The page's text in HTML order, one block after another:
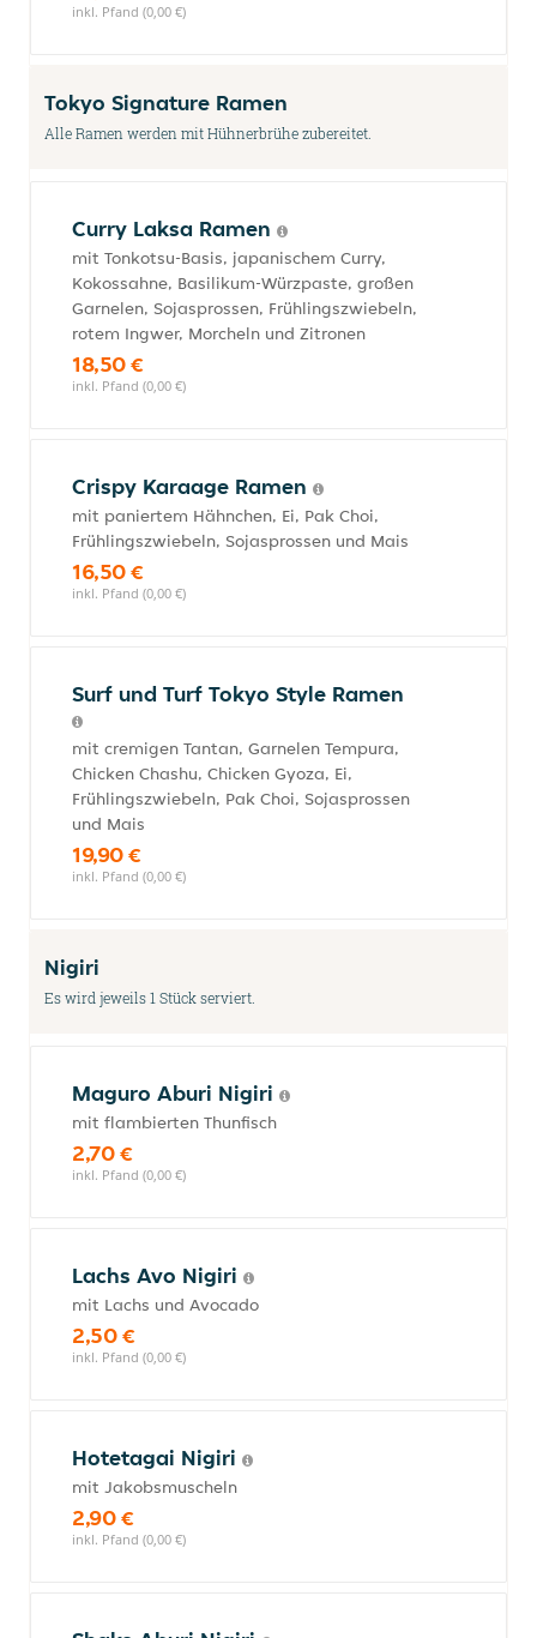
inkl. Pfand (0,00 €)
Tokyo Signature Ramen
Alle Ramen werden mit Hühnerbrühe zubereitet.
Curry Laksa Ramen
mit Tonkotsu-Basis, japanischem Curry,
Kokossahne, Basilikum-Würzpaste, großen
Garnelen, Sojasprossen, Frühlingszwiebeln,
rotem Ingwer, Morcheln und Zitronen
18,50 €
inkl. Pfand (0,00 €)
Crispy Karaage Ramen
mit paniertem Hähnchen, Ei, Pak Choi,
Frühlingszwiebeln, Sojasprossen und Mais
16,50 €
inkl. Pfand (0,00 €)
Surf und Turf Tokyo Style Ramen
mit cremigen Tantan, Garnelen Tempura,
Chicken Chashu, Chicken Gyoza, Ei,
Frühlingszwiebeln, Pak Choi, Sojasprossen
und Mais
19,90 €
inkl. Pfand (0,00 €)
Nigiri
Es wird jeweils 1 Stück serviert.
Maguro Aburi Nigiri
mit flambierten Thunfisch
2,70 €
inkl. Pfand (0,00 €)
Lachs Avo Nigiri
mit Lachs und Avocado
2,50 €
inkl. Pfand (0,00 €)
Hotetagai Nigiri
mit Jakobsmuscheln
2,90 €
inkl. Pfand (0,00 €)